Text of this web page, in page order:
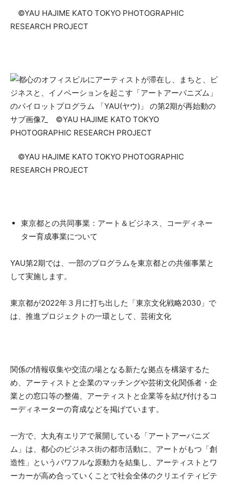
©YAU HAJIME KATO TOKYO PHOTOGRAPHIC
RESEARCH PROJECT
©YAU HAJIME KATO TOKYO PHOTOGRAPHIC
RESEARCH PROJECT
東京都との共同事業：アート＆ビジネス、コーディネー
ター育成事業について
YAU第2期では、一部のプログラムを東京都との共催事業と
して実施します。
東京都が2022年３月に打ち出した「東京文化戦略2030」で
は、推進プロジェクトの一環として、芸術文化
関係の情報収集や交流の場となる新たな拠点を構築するた
め、アーティストと企業のマッチングや芸術文化関係者・企
業との窓口等の整備、アーティストと企業等を結び付けるコ
ーディネーターの育成などを掲げています。
一方で、大丸有エリアで展開している「アートアーバニズ
ム」は、都心のビジネス街の都市活動に、アートがもつ「創
造性」というパワフルな原動力を結集し、アーティストとワ
ーカーが高め合っていくことで社会全体のクリエイティビテ